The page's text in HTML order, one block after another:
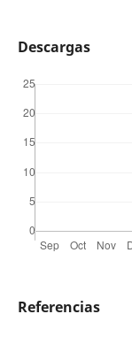
Descargas
Referencias